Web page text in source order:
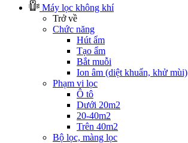
Máy lọc không khí
Trở về
Chức năng
Hút ẩm
Tạo ẩm
Bắt muỗi
Ion âm (diệt khuẩn, khử mùi)
Phạm vi lọc
Ô tô
Dưới 20m2
20-40m2
Trên 40m2
Bộ lọc, màng lọc